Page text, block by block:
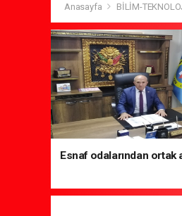
Anasayfa BİLİM-
Esnaf odalarından ortak